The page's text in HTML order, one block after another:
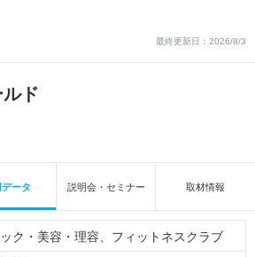
最終更新日：2026/8/3
ド
ータ 説明会・セミナー 取材情報
ク・美容・理容 フィットネスクラブ